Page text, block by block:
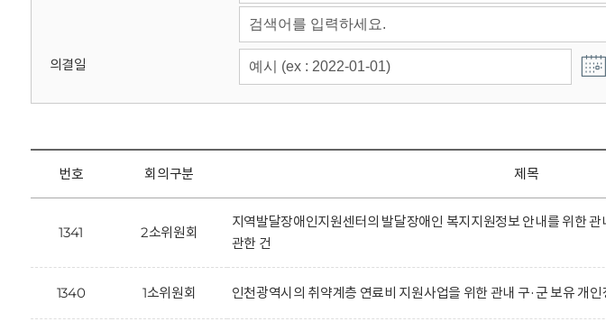
의결일
번호 회의구분 제목
1341 2소위원회
지역발달장애인지원센터의 발달장애인 복지지원정보 안내를 위한
관한 건
1340 1소위원회 인천광역시의 취약계층 연료비 지원사업을 위한 관내 구·군 보유 개